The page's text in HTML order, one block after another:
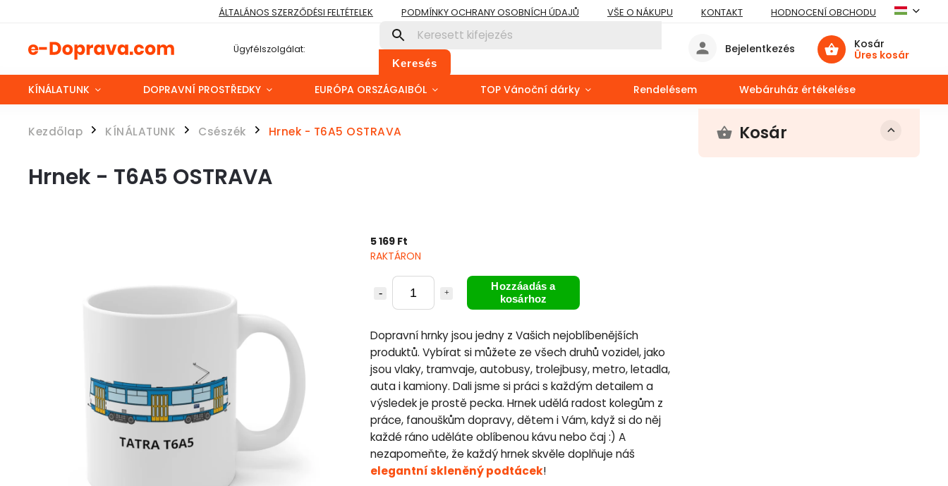
ÁLTALÁNOS SZERZŐDÉSI FELTÉTELEK PODMÍNKY OCHRANY OSOBNÍCH ÚDAJŮ VŠE O NÁKUPU KONTAKT HODNOCENÍ OBCHODU
Ügyfélszolgálat:
Keresés
Kosár
Üres kosár
Bejelentkezés
KÍNÁLATUNK DOPRAVNÍ PROSTŘEDKY EURÓPA ORSZÁGAIBÓL TOP Vánoční dárky Rendelésem Webáruház értékelése
Kezdőlap / KÍNÁLATUNK / Csészék / Hrnek - T6A5 OSTRAVA Kosár
Hrnek - T6A5 OSTRAVA
5 169 Ft
RAKTÁRON
Hozzáadás a
kosárhoz
Dopravní hrnky jsou jedny z Vašich nejoblíbenějších
produktů. Vybírat si můžete ze všech druhů vozidel, jako
jsou vlaky, tramvaje, autobusy, trolejbusy, metro, letadla,
auta i kamiony. Dali jsme si práci s každým detailem a
výsledek je prostě pecka. Hrnek udělá radost kolegům z
práce, fanouškům dopravy, dětem i Vám, když si do něj
každé ráno uděláte oblíbenou kávu nebo čaj :) A
nezapomeňte, že každý hrnek skvěle doplňuje náš
elegantní skleněný podtácek!